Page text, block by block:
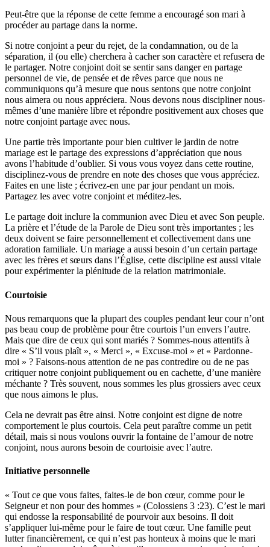
Peut-être que la réponse de cette femme a encouragé son mari à
procéder au partage dans la norme.
Si notre conjoint a peur du rejet, de la condamnation, ou de la
séparation, il (ou elle) cherchera à cacher son caractère et refusera de
le partager. Notre conjoint doit se sentir sans danger en partage
personnel de vie, de pensée et de rêves parce que nous ne
communiquons qu’à mesure que nous sentons que notre conjoint
nous aimera ou nous appréciera. Nous devons nous discipliner nous-
mêmes d’une manière libre et répondre positivement aux choses que
notre conjoint partage avec nous.
Une partie très importante pour bien cultiver le jardin de notre
mariage est le partage des expressions d’appréciation que nous
avons l’habitude d’oublier. Si vous vous voyez dans cette routine,
disciplinez-vous de prendre en note des choses que vous appréciez.
Faites en une liste ; écrivez-en une par jour pendant un mois.
Partagez les avec votre conjoint et méditez-les.
Le partage doit inclure la communion avec Dieu et avec Son peuple.
La prière et l’étude de la Parole de Dieu sont très importantes ; les
deux doivent se faire personnellement et collectivement dans une
adoration familiale. Un mariage a aussi besoin d’un certain partage
avec les frères et sœurs dans l’Église, cette discipline est aussi vitale
pour expérimenter la plénitude de la relation matrimoniale.
Courtoisie
Nous remarquons que la plupart des couples pendant leur cour n’ont
pas beau coup de problème pour être courtois l’un envers l’autre.
Mais que dire de ceux qui sont mariés ? Sommes-nous attentifs à
dire « S’il vous plaît », « Merci », « Excuse-moi » et « Pardonne-
moi » ? Faisons-nous attention de ne pas contredire ou de ne pas
critiquer notre conjoint publiquement ou en cachette, d’une manière
méchante ? Très souvent, nous sommes les plus grossiers avec ceux
que nous aimons le plus.
Cela ne devrait pas être ainsi. Notre conjoint est digne de notre
comportement le plus courtois. Cela peut paraître comme un petit
détail, mais si nous voulons ouvrir la fontaine de l’amour de notre
conjoint, nous aurons besoin de courtoisie avec l’autre.
Initiative personnelle
« Tout ce que vous faites, faites-le de bon cœur, comme pour le
Seigneur et non pour des hommes » (Colossiens 3 :23). C’est le mari
qui endosse la responsabilité de pourvoir aux besoins. Il doit
s’appliquer lui-même pour le faire de tout cœur. Une famille peut
lutter financièrement, ce qui n’est pas honteux à moins que le mari